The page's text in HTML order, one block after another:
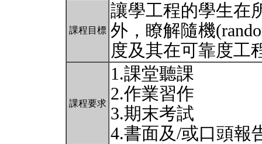
課程目標
讓學工程的學生在
外，瞭解隨機
度及其在可靠度工
課程要求
1.課堂聽課
2.作業習作
3.期末考試
4.書面及/或口頭報